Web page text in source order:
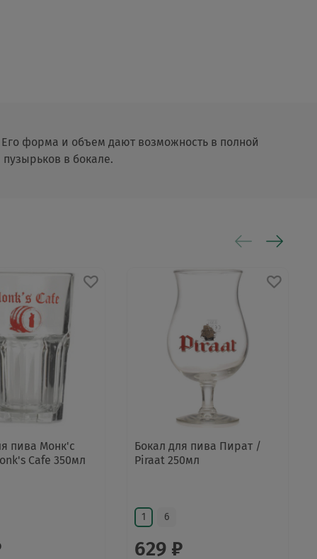
форма и объем дают возможность в полной
в бокале.
пива Монк'с
Cafe 350мл
Бокал для пива Пират /
Piraat 250мл
1 6
629 ₽